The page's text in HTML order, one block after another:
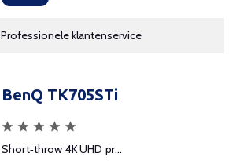
Professionele klantenservice
BenQ TK705STi
Short‑throw 4K UHD pr...